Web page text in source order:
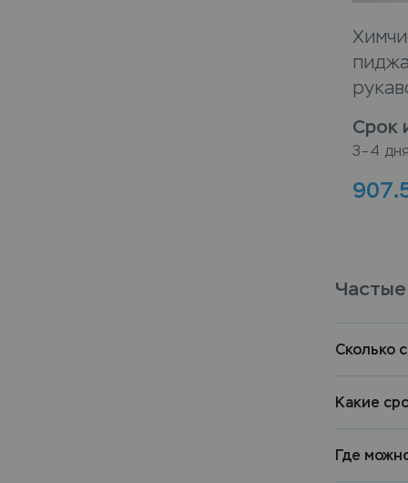
Срок
3–4
Сколько
Какие
Где